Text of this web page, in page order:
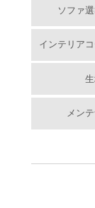
ソファ
インテリア
メン